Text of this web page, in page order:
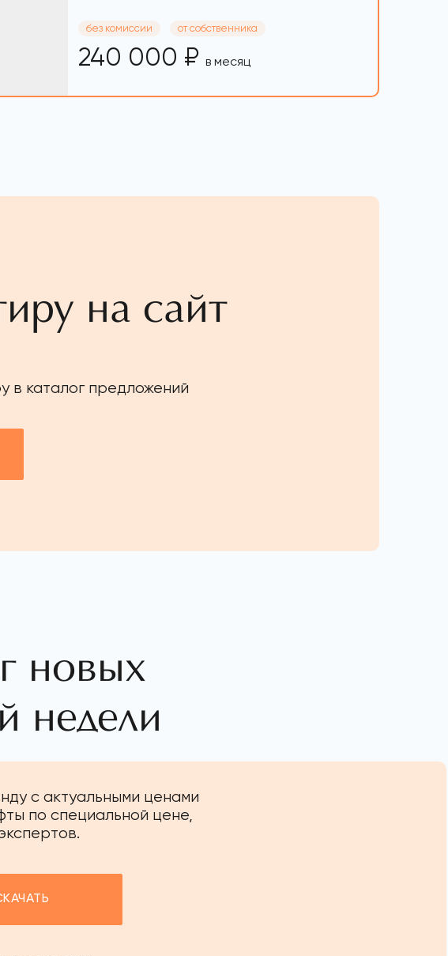
без комиссии от собственника
240 000 ₽ в месяц
на сайт
в каталог предложений
новых
недели
с актуальными ценами
по специальной цене,